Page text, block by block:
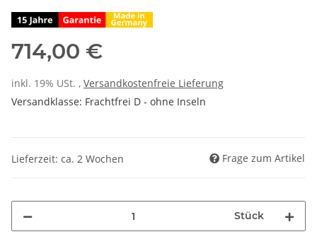
714,00 €
inkl. 19% USt. , Versandkostenfreie Lieferung
Versandklasse: Frachtfrei D - ohne Inseln
Lieferzeit: ca. 2 Wochen Frage zum Artikel
Stück